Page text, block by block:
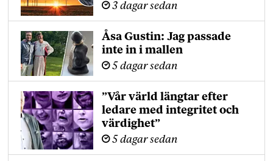
3 dagar sedan
Åsa Gustin: Jag passade
inte in i mallen
5 dagar sedan
”Vår värld längtar efter
ledare med integritet och
värdighet”
5 dagar sedan